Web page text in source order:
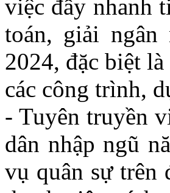
việc đẩy nhanh
toán, giải
2024, đặc biệt
các công trình,
- Tuyên truyền
dân nhập ngũ
vụ quân sự trên